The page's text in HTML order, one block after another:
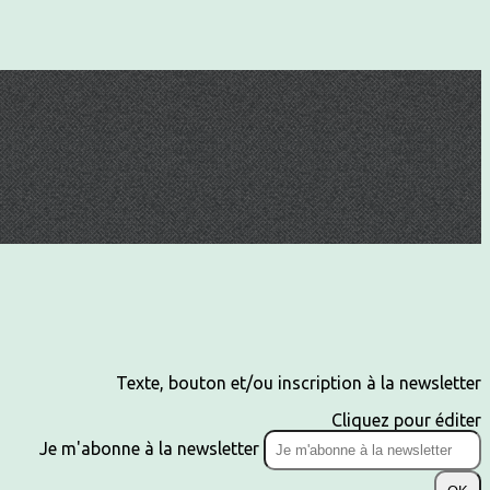
Texte, bouton et/ou inscription à la newsletter
Cliquez pour éditer
Je m'abonne à la newsletter